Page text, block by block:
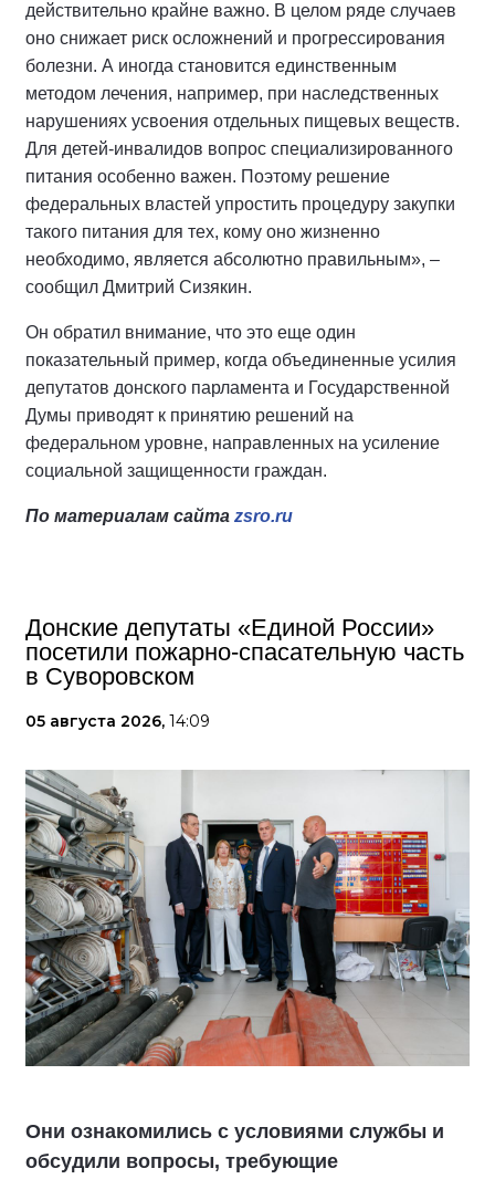
действительно крайне важно. В целом ряде случаев
оно снижает риск осложнений и прогрессирования
болезни. А иногда становится единственным
методом лечения, например, при наследственных
нарушениях усвоения отдельных пищевых веществ.
Для детей-инвалидов вопрос специализированного
питания особенно важен. Поэтому решение
федеральных властей упростить процедуру закупки
такого питания для тех, кому оно жизненно
необходимо, является абсолютно правильным», –
сообщил Дмитрий Сизякин.
Он обратил внимание, что это еще один
показательный пример, когда объединенные усилия
депутатов донского парламента и Государственной
Думы приводят к принятию решений на
федеральном уровне, направленных на усиление
социальной защищенности граждан.
По материалам сайта zsro.ru
Донские депутаты «Единой России»
посетили пожарно-спасательную часть
в Суворовском
05 августа 2026, 14:09
Они ознакомились с условиями службы и
обсудили вопросы, требующие